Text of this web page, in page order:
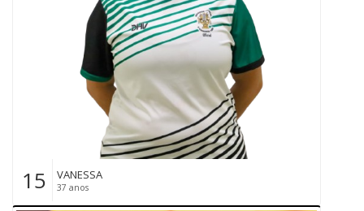
15 VANESSA
37 anos